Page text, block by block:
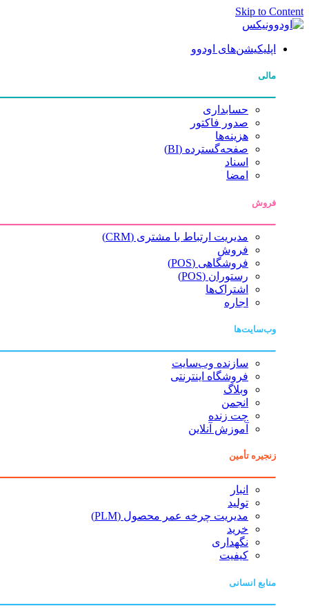
Skip to Content
اپلیکیشن‌های اودوو
مالی
حسابداری
صدور فاکتور
هزینه‌ها
صفحه‌گسترده (BI)
اسناد
امضا
فروش
مدیریت ارتباط با مشتری (CRM)
فروش
فروشگاهی (POS)
رستوران (POS)
اشتراک‌ها
اجاره
وب‌سایت‌ها
سازنده وب‌سایت
فروشگاه اینترنتی
وبلاگ
انجمن
چت زنده
آموزش آنلاین
زنجیره تأمین
انبار
تولید
مدیریت چرخه عمر محصول (PLM)
خرید
نگهداری
کیفیت
منابع انسانی